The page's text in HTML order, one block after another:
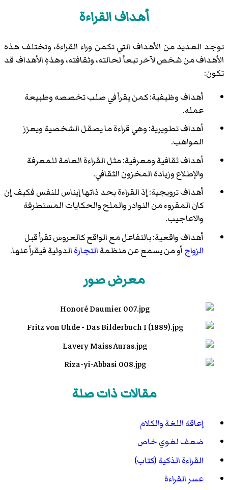
أهداف القراءة
توجد العديد من الأهداف التي تكمن وراء القراءة، وتختلف هذه
الأهداف من شخص لآخر تبعاً لحالته، وثقافته، وهذهِ الأهداف قد
تكون:
أهداف وظيفية: كمن يقرأ في صلب تخصصه وطبيعة
عمله.
أهداف تطويرية: وهي قراءة ما يصقل الشخصية ويعزز
المواهب.
أهداف ثقافية ومعرفية: مثل القراءة العامة للمعرفة
والإطلاع وزيادة المخزون الثقافي.
أهداف ترويجية: إذ القراءة بحد ذاتها إيناس للنفس فكيف إن
كان المقروء من النوادر والملح والحكايات المستطرفة
والاعاجيب.
أهداف واقعية: بالتفاعل مع الواقع كالعروس تقرأ قبل
الزواجأو من يسمع عن منظمةالتجارةالدولية فيقرأ عنها.
معرض صور
مقالات ذات صلة
إعاقة اللغة والكلام
ضعف لغوي خاص
القراءة الذكية (كتاب)
عسر القراءة